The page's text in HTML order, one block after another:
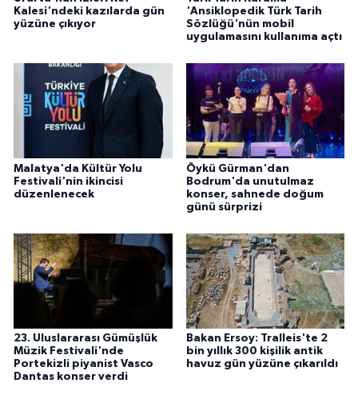
Kalesi'ndeki kazılarda gün
yüzüne çıkıyor
'Ansiklopedik Türk Tarih
Sözlüğü'nün mobil
uygulamasını kullanıma açtı
Malatya'da Kültür Yolu
Festivali'nin ikincisi
düzenlenecek
Öykü Gürman'dan
Bodrum'da unutulmaz
konser, sahnede doğum
günü sürprizi
23. Uluslararası Gümüşlük
Müzik Festivali'nde
Portekizli piyanist Vasco
Dantas konser verdi
Bakan Ersoy: Tralleis'te 2
bin yıllık 300 kişilik antik
havuz gün yüzüne çıkarıldı